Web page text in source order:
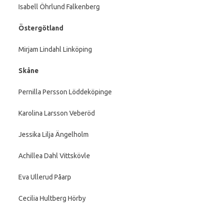
Isabell Öhrlund Falkenberg
Östergötland
Mirjam Lindahl Linköping
Skåne
Pernilla Persson Löddeköpinge
Karolina Larsson Veberöd
Jessika Lilja Ängelholm
Achillea Dahl Vittskövle
Eva Ullerud Påarp
Cecilia Hultberg Hörby